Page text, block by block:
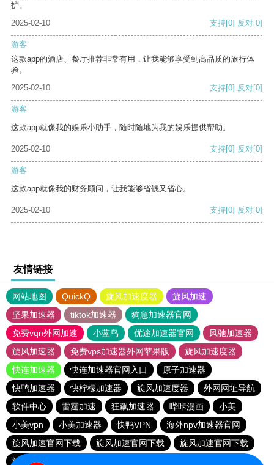
护。
2025-02-10
支持[0] 反对[0]
游客
这款app的酒店、餐厅推荐非常有用，让我能够享受到高品质的旅行体
验。
2025-02-10
支持[0] 反对[0]
游客
这款app就像我的娱乐小助手，随时随地为我的娱乐提供帮助。
2025-02-10 支持[0] 反对[0]
游客
这款app就像我的财务顾问，让我能够省钱又省心。
2025-02-10 支持[0] 反对[0]
友情链接
网站地图 QuickQ 旋风加速度器
旋风加速
坚果加速器
tiktok加速器
狗急加速器官网
免费vqn外网加速
小蓝鸟 优途加速器官网
风驰加速器
旋风加速器
免费vps加速器外网苹果版
旋风加速度器
快连加速器
快连加速器官网入口
原子加速器
快鸭加速器
快柠檬加速器 旋风加速度器
外网网址导航
软件中心
雷霆加速 狂飙加速器 哔咔漫画
小美
小美vpn
小美加速器 快鸭VPN
海外npv加速器官网
旋风加速官网下载
旋风加速官网下载
旋风加速官网下载
旋风加速官网下载